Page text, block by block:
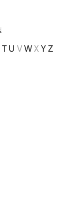
U V W X Y Z